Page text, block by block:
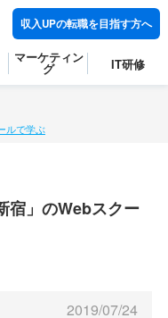
収入UPの転職を目指す方へ
マーケティン
グ IT研修
ルで学ぶ
宿」のWebスクー
2019/07/24